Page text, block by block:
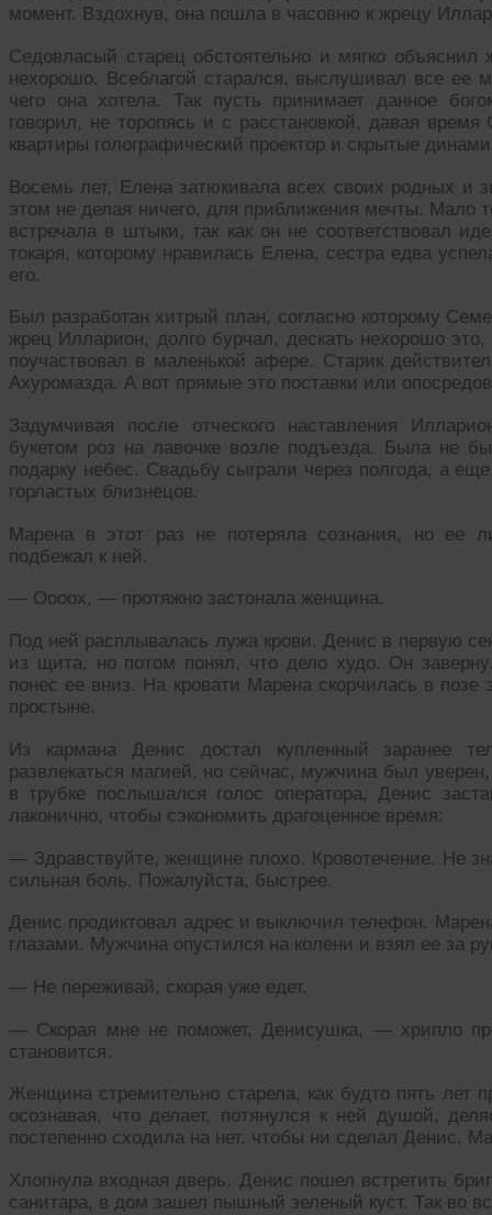
момент. Вздохнув, она пошла в часовню к жрецу
Седовласый старец обстоятельно и мягко
нехорошо. Всеблагой старался, выслушивал все ее
чего она хотела. Так пусть принимает данное
говорил, не торопясь и с расстановкой, давая
квартиры голографический проектор и скрытые
Восемь лет, Елена затюкивала всех своих родных и
этом не делая ничего, для приближения мечты. Мало
встречала в штыки, так как он не соответствовал
токаря, которому нравилась Елена, сестра едва
его.
Был разработан хитрый план, согласно которому
жрец Илларион, долго бурчал, дескать нехорошо
поучаствовал в маленькой афере. Старик
Ахуромазда. А вот прямые это поставки или
Задумчивая после отческого наставления
букетом роз на лавочке возле подъезда. Была не
подарку небес. Свадьбу сыграли через полгода, а
горластых близнецов.
Марена в этот раз не потеряла сознания, но ее
подбежал к ней.
— Оооох, — протяжно застонала женщина.
Под ней расплывалась лужа крови. Денис в первую
из щита, но потом понял, что дело худо. Он
понес ее вниз. На кровати Марена скорчилась в
простыне.
Из кармана Денис достал купленный заранее
развлекаться магией, но сейчас, мужчина был
в трубке послышался голос оператора, Денис
лаконично, чтобы сэкономить драгоценное время:
— Здравствуйте, женщине плохо. Кровотечение. Не
сильная боль. Пожалуйста, быстрее.
Денис продиктовал адрес и выключил телефон.
глазами. Мужчина опустился на колени и взял ее за
— Не переживай, скорая уже едет.
— Скорая мне не поможет, Денисушка, — хрипло
становится.
Женщина стремительно старела, как будто пять лет
осознавая, что делает, потянулся к ней душой,
постепенно сходила на нет, чтобы ни сделал Денис,
Хлопнула входная дверь. Денис пошел встретить
санитара, в дом зашел пышный зеленый куст. Так во